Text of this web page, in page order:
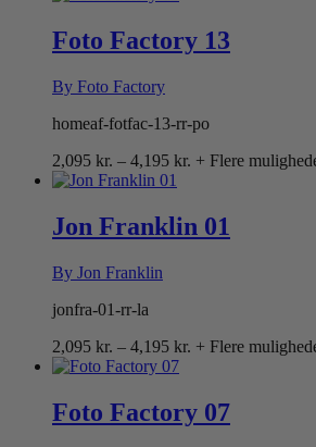
4,195 kr.
Foto Factory 13
By Foto Factory
homeaf-fotfac-13-rr-po
2,095 kr. – 4,195 kr. Prisinterval:
4,195 kr.
+ Flere
Jon Franklin 01
By Jon Franklin
jonfra-01-rr-la
2,095 kr. – 4,195 kr. Prisinterval:
4,195 kr.
+ Flere
Foto Factory 07